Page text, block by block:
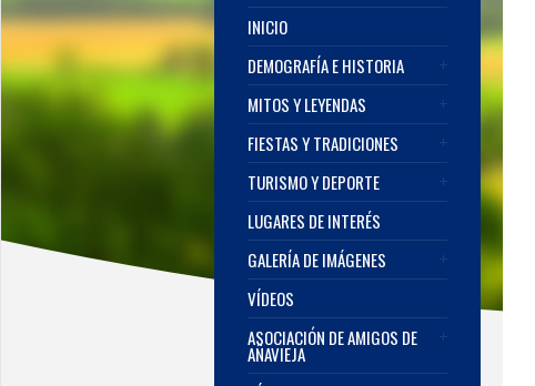
INICIO
DEMOGRAFÍA E HISTORIA
MITOS Y LEYENDAS
FIESTAS Y TRADICIONES
TURISMO Y DEPORTE
LUGARES DE INTERÉS
GALERÍA DE IMÁGENES
VÍDEOS
ASOCIACIÓN DE AMIGOS DE
AÑAVIEJA